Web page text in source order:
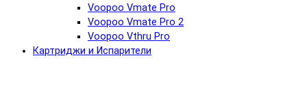
Voopoo Vmate Pro
Voopoo Vmate Pro 2
Voopoo Vthru Pro
Картриджи и Испарители